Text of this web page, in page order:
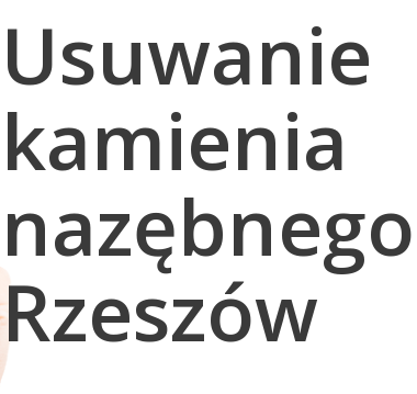
Usuwanie
kamienia
nazębnego
Rzeszów